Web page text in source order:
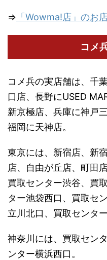
⇒ 「Wowma!店」のお
コメ
コメ兵の実店舗は、千
口店、長野にUSED
新京極店、兵庫に神戸
福岡に天神店。
東京には、新宿店、新
店、自由が丘店、町田
買取センター渋谷、買
ター池袋西口、買取セ
立川北口、買取センタ
神奈川には、買取セン
ンター横浜西口。